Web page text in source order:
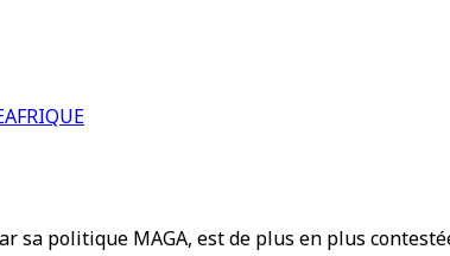
AFRIQUE
politique MAGA, est de plus en plus